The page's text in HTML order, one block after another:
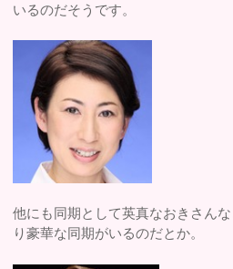
いるのだそうです。
他にも同期として英真なおきさん
り豪華な同期がいるのだとか。